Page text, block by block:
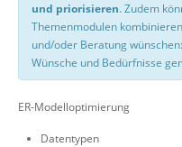
und priorisieren. Zudem
Themenmodulen
und/oder Beratung
Wünsche und Bedürfnisse
ER-Modelloptimierung
Datentypen